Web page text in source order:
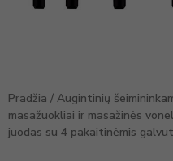
Pradžia / Augintinių
masažuokliai ir masažinės
juodas su 4 pakaitinėmis